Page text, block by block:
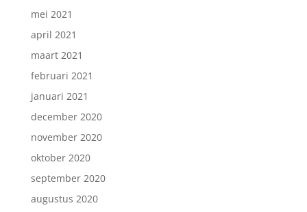
mei 2021
april 2021
maart 2021
februari 2021
januari 2021
december 2020
november 2020
oktober 2020
september 2020
augustus 2020